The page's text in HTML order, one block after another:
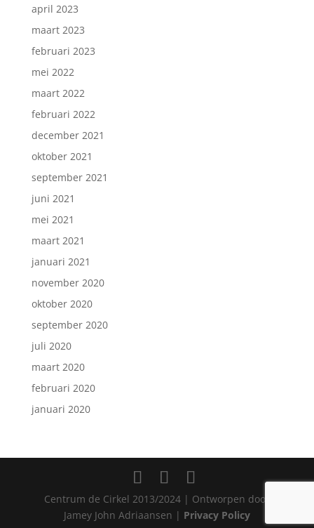
april 2023
maart 2023
februari 2023
mei 2022
maart 2022
februari 2022
december 2021
oktober 2021
september 2021
juni 2021
mei 2021
maart 2021
januari 2021
november 2020
oktober 2020
september 2020
juli 2020
maart 2020
februari 2020
januari 2020
Centrum de Cirkel 2013/2024 | Ontworpen door
Jamey John Adriaansen | Privacy Policy